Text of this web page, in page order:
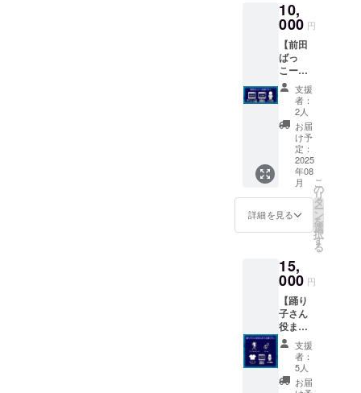
から視
聴可
能〜今
年11月
末日ま
で・ダ
ウン
ロード
不可）
・お礼
動画DL
配信
（期間
限定1
年、ダ
ウン
ロード
（支援
時に必
ず備考
欄にご
希望の
お名前
をご記
入くだ
さい。
記入が
ない場
合は
CAMPF
IREにて
使用さ
れてい
るハン
させて
頂きま
すので
ご了承
くださ
い。ま
た、あ
まりに
長いお
名前、
10,
000 円
【前田
ばっ
こー応
援プラ
ン】 ・
劇中の
アドリ
ブネタ
シーン
のノー
カット
動画配
信（期
間限定
1ヶ月程
度・ダ
ロード
不可）
・来年
完成予
定の
「はな
まる劇
場のい
ちばん
長い
支援
者：
2人
お届
け予
定：
2025
年08
月
詳細を見る
こ
の
リ
タ
ー
ン
を
選
択
す
る
15,
000 円
【踊り
子さん
役まと
めて応
援プラ
ン】 ・
次の踊
支援
者：
5人
お届